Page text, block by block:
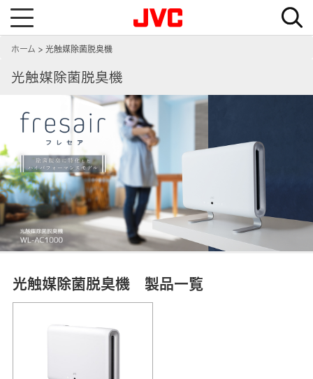
T
l
n
a
g
a
t
ホーム 光触媒除菌脱臭機
光触媒除菌脱臭機
光触媒除菌脱臭機 製品一覧